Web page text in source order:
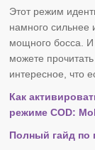
Этот режим
намного сильнее
мощного босса. И
можете
интересное, что
Как
режиме COD:
Полный гайд по